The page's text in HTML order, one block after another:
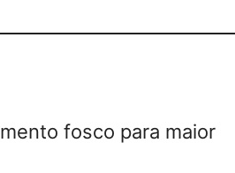
fosco para maior